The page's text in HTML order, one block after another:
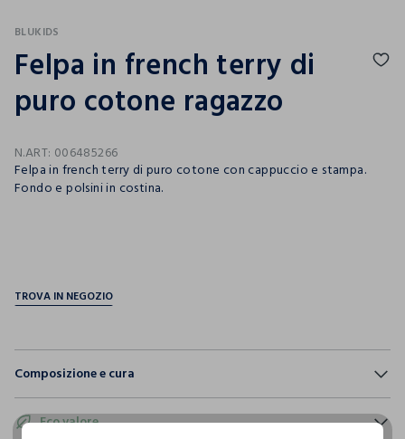
BLUKIDS
Felpa in french terry di
puro cotone ragazzo
N.ART: 006485266
Felpa in french terry di puro cotone con cappuccio e stampa.
Fondo e polsini in costina.
Composizione e cura
Composizione:
100% COTONE
Eco valore